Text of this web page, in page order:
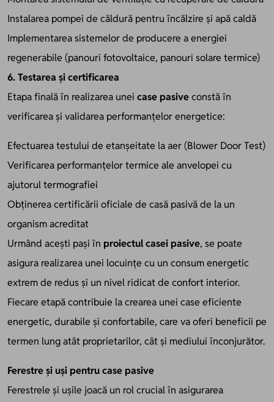
Instalarea pompei de căldură pentru încălzire și apă caldă
Implementarea sistemelor de producere a energiei
regenerabile (panouri fotovoltaice, panouri solare termice)
6. Testarea și certificarea
Etapa finală în realizarea unei case pasiveconstă în
verificarea și validarea performanțelor energetice:
Efectuarea testului de etanșeitate la aer (Blower Door Test)
Verificarea performanțelor termice ale anvelopei cu
ajutorul termografiei
Obținerea certificării oficiale de casă pasivă de la un
organism acreditat
Urmând acești pași în proiectul casei pasive, se poate
asigura realizarea unei locuințe cu un consum energetic
extrem de redus și un nivel ridicat de confort interior.
Fiecare etapă contribuie la crearea unei case eficiente
energetic, durabile și confortabile, care va oferi beneficii pe
termen lung atât proprietarilor, cât și mediului înconjurător.
Ferestre și uși pentru case pasive
Ferestrele și ușile joacă un rol crucial în asigurarea